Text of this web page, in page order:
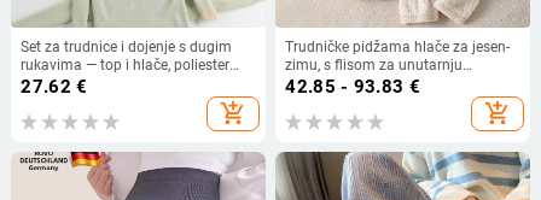
Set za trudnice i dojenje s dugim
rukavima — top i hlače, poliester
30–50%, jesen-zima 2025
27.62 €
add_shopping_cart
Trudničke pidžama hlače za jesen-
zimu, s flisom za unutarnju
izolaciju, chenille tkanina, podesiva
podrška trbuha, spandeks do 30%
42.85 - 93.83 €
add_shopping_cart